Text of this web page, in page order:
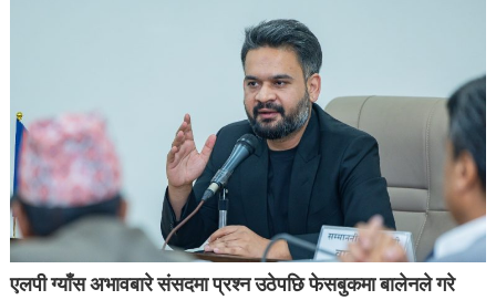
एलपी ग्याँस अभावबारे संसदमा प्रश्न उठेपछि फेसबुकमा बालेनले गरे